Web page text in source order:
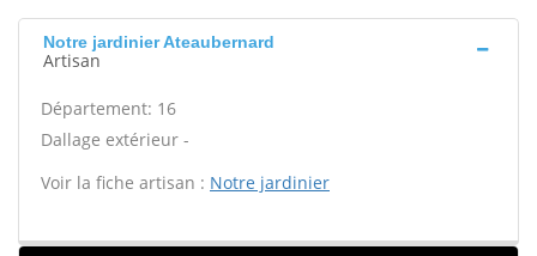
Notre jardinier Ateaubernard
Artisan
Département: 16
Dallage extérieur -
Voir la fiche artisan : Notre jardinier